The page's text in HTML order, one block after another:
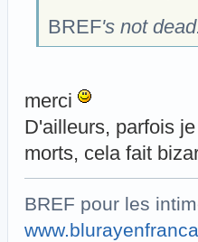
BREF's not
merci
D'ailleurs, parfois
morts, cela fait
BREF pour les